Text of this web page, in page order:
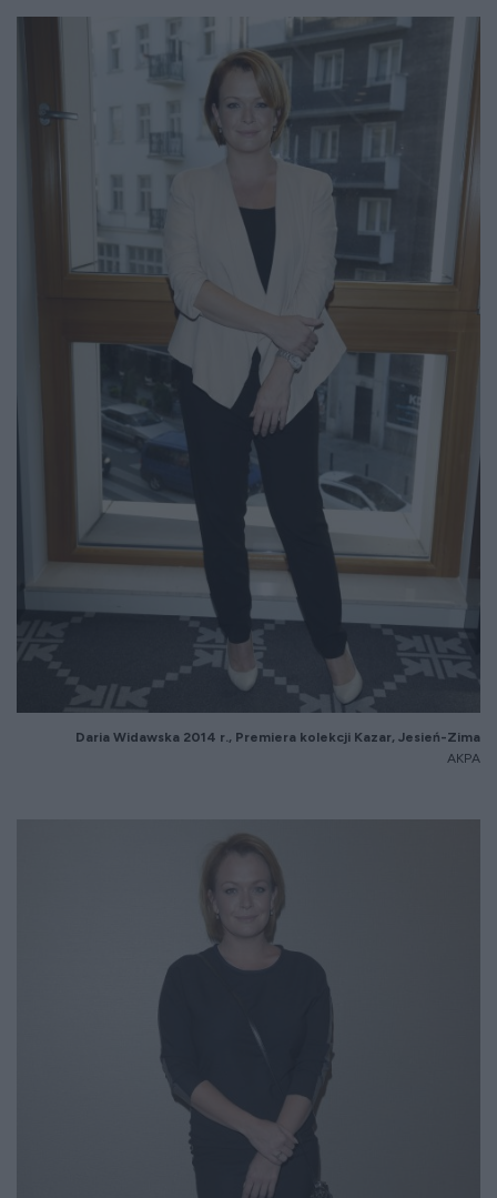
Daria Widawska 2014 r., Premiera kolekcji Kazar, Jesień-Zima
AKPA